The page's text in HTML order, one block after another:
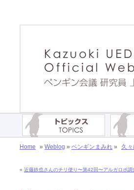
Home » Weblog » ペンギンまみれ » 久
« 近藤鉄也さんのチリ便り〜第42回〜アルガロボ